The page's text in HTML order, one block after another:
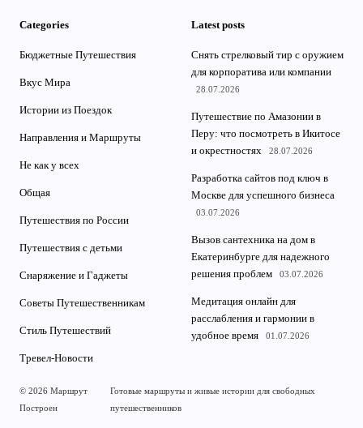
Categories
Бюджетные Путешествия
Вкус Мира
Истории из Поездок
Направления и Маршруты
Не как у всех
Общая
Путешествия по России
Путешествия с детьми
Снаряжение и Гаджеты
Советы Путешественникам
Стиль Путешествий
Тревел-Новости
Latest posts
Снять стрелковый тир с оружием
для корпоратива или компании
28.07.2026
Путешествие по Амазонии в
Перу: что посмотреть в Икитосе
и окрестностях
28.07.2026
Разработка сайтов под ключ в
Москве для успешного бизнеса
03.07.2026
Вызов сантехника на дом в
Екатеринбурге для надежного
решения проблем
03.07.2026
Медитация онлайн для
расслабления и гармонии в
удобное время
01.07.2026
© 2026 Маршрут
Построен
Готовые маршруты и живые истории для свободных
путешественников